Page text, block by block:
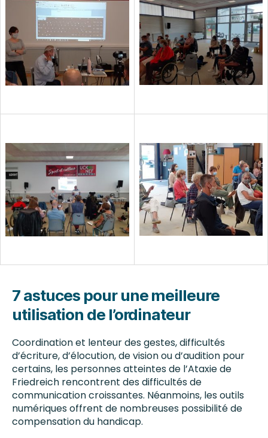
7 astuces pour une meilleure
utilisation de l’ordinateur
Coordination et lenteur des gestes, difficultés
d’écriture, d’élocution, de vision ou d’audition pour
certains, les personnes atteintes de l’Ataxie de
Friedreich rencontrent des difficultés de
communication croissantes. Néanmoins, les outils
numériques offrent de nombreuses possibilité de
compensation du handicap.